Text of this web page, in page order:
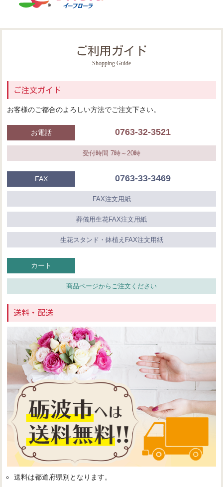
ご利用ガイド
Shopping Guide
ご注文ガイド
お客様のご都合のよろしい方法でご注文下さい。
お電話 0763-32-3521
受付時間 7時～20時
FAX 0763-33-3469
FAX注文用紙
葬儀用生花FAX注文用紙
生花スタンド・鉢植えFAX注文用紙
カート
商品ページからご注文ください
送料・配送
送料は都道府県別となります。